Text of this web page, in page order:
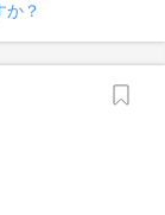
か？